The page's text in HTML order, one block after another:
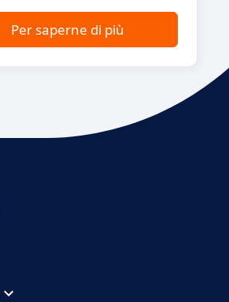
Per saperne di più